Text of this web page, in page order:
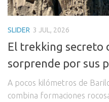
SLIDER 3 JUL, 2026
El trekking secreto
sorprende por sus
A pocos kilómetros de
combina formaciones